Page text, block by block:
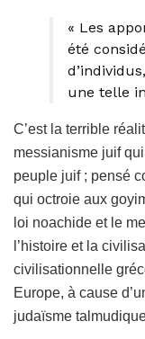
« Les
été
une telle
C’est la terrible
messianisme juif
peuple juif ; pensé
qui octroie aux
loi noachide et le
l’histoire et la
civilisationnelle
Europe, à cause
judaïsme